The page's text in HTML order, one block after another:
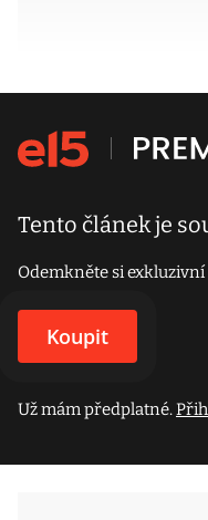
Tento článek je
Odemkněte si exkluzivní
Koupit
Už mám předplatné.